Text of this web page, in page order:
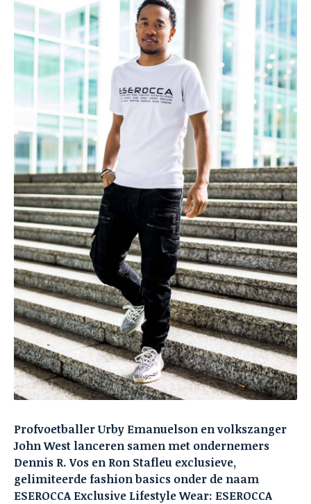
Profvoetballer Urby Emanuelson en volkszanger
John West lanceren samen met ondernemers
Dennis R. Vos en Ron Stafleu exclusieve,
gelimiteerde fashion basics onder de naam
ESEROCCA Exclusive Lifestyle Wear: ESEROCCA